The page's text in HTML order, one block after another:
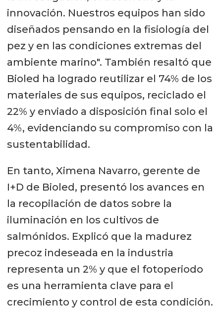
innovación. Nuestros equipos han sido
diseñados pensando en la fisiología del
pez y en las condiciones extremas del
ambiente marino". También resaltó que
Bioled ha logrado reutilizar el 74% de los
materiales de sus equipos, reciclado el
22% y enviado a disposición final solo el
4%, evidenciando su compromiso con la
sustentabilidad.
En tanto, Ximena Navarro, gerente de
I+D de Bioled, presentó los avances en
la recopilación de datos sobre la
iluminación en los cultivos de
salmónidos. Explicó que la madurez
precoz indeseada en la industria
representa un 2% y que el fotoperiodo
es una herramienta clave para el
crecimiento y control de esta condición.